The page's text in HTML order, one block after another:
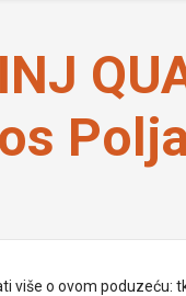
ADVENTURE vl.
više o ovom poduzeću: